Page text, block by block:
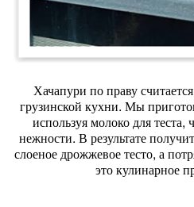
Хачапури по праву
грузинской кухни. Мы
используя молоко для
нежности. В результате
слоеное дрожжевое тесто, а
это кулинарное